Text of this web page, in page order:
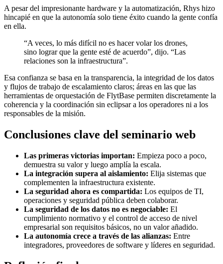
A pesar del impresionante hardware y la automatización, Rhys hizo
hincapié en que la autonomía solo tiene éxito cuando la gente confía
en ella.
“A veces, lo más difícil no es hacer volar los drones,
sino lograr que la gente esté de acuerdo”, dijo. “Las
relaciones son la infraestructura”.
Esa confianza se basa en la transparencia, la integridad de los datos
y flujos de trabajo de escalamiento claros; áreas en las que las
herramientas de orquestación de FlytBase permiten discretamente la
coherencia y la coordinación sin eclipsar a los operadores ni a los
responsables de la misión.
Conclusiones clave del seminario web
Las primeras victorias importan: Empieza poco a poco,
demuestra su valor y luego amplía la escala.
La integración supera al aislamiento: Elija sistemas que
complementen la infraestructura existente.
La seguridad ahora es compartida: Los equipos de TI,
operaciones y seguridad pública deben colaborar.
La seguridad de los datos no es negociable: El
cumplimiento normativo y el control de acceso de nivel
empresarial son requisitos básicos, no un valor añadido.
La autonomía crece a través de las alianzas: Entre
integradores, proveedores de software y líderes en seguridad.